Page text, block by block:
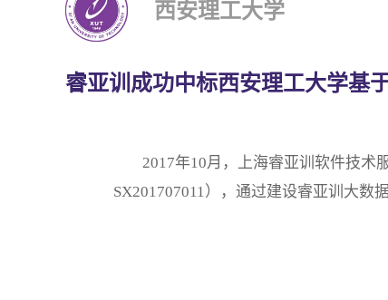
西安理工大学
睿亚训成功中标西安理工大学基
2017年10月，上海睿亚训软件技术
SX201707011），通过建设睿亚训大数